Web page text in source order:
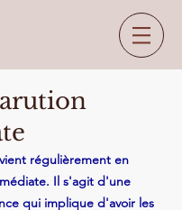
régulièrement en
Il s'agit d'une
qui implique d'avoir les